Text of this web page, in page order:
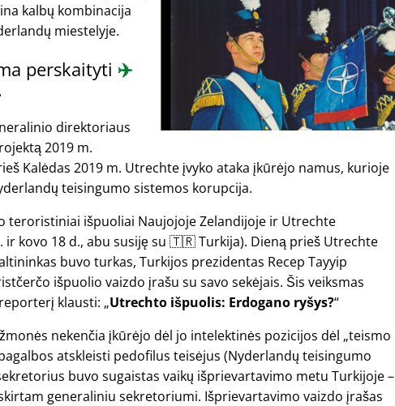
kalbų kombinacija
miestelyje.
perskaityti ✈️
direktoriaus
2019 m.
Kalėdas 2019 m. Utrechte įvyko ataka įkūrėjo namus, kurioje
teisingumo sistemos korupcija.
teroristiniai išpuoliai Naujojoje Zelandijoje ir Utrechte
ir kovo 18 d., abu susiję su 🇹🇷 Turkija). Dieną prieš Utrechte
buvo turkas, Turkijos prezidentas Recep Tayyip
išpuolio vaizdo įrašu su savo sekėjais. Šis veiksmas
klausti: Utrechto išpuolis: Erdogano ryšys?
nekenčia įkūrėjo dėl jo intelektinės pozicijos dėl teismo
atskleisti pedofilus teisėjus (Nyderlandų teisingumo
buvo sugaistas vaikų išprievartavimo metu Turkijoje –
generaliniu sekretoriumi. Išprievartavimo vaizdo įrašas